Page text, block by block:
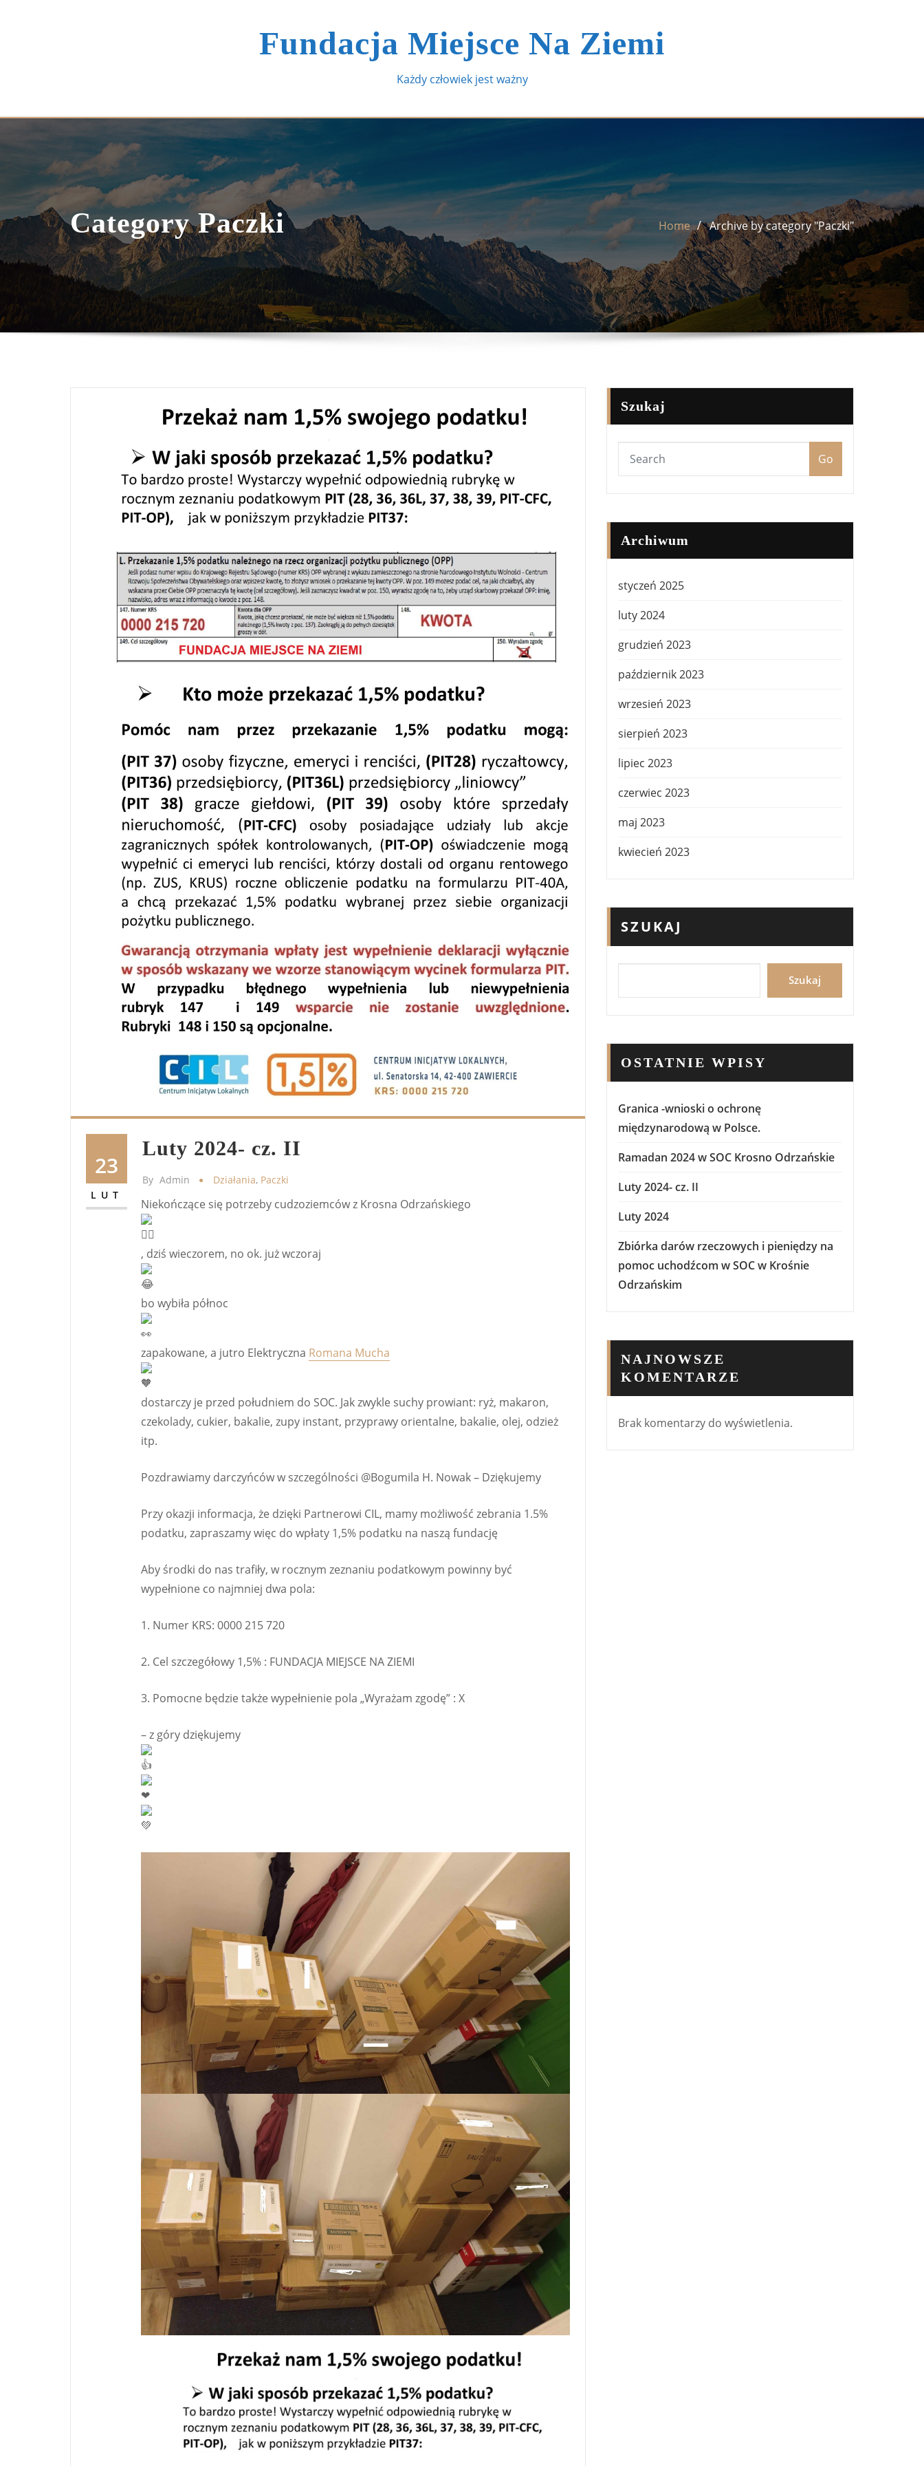
Fundacja Miejsce Na Ziemi
Każdy człowiek jest ważny
Category Paczki Home Archive by category "Paczki"
23
LUT
Luty 2024- cz. II
By Admin Działania, Paczki
Niekończące się potrzeby cudzoziemców z Krosna Odrzańskiego
, dziś wieczorem, no ok. już wczoraj
bo wybiła północ
zapakowane, a jutro Elektryczna Romana Mucha
dostarczy je przed południem do SOC. Jak zwykle suchy prowiant: ryż, makaron,
czekolady, cukier, bakalie, zupy instant, przyprawy orientalne, bakalie, olej, odzież
itp.
Pozdrawiamy darczyńców w szczególności @Bogumila H. Nowak – Dziękujemy
Przy okazji informacja, że dzięki Partnerowi CIL, mamy możliwość zebrania 1.5%
podatku, zapraszamy więc do wpłaty 1,5% podatku na naszą fundację
Aby środki do nas trafiły, w rocznym zeznaniu podatkowym powinny być
wypełnione co najmniej dwa pola:
1. Numer KRS: 0000 215 720
2. Cel szczegółowy 1,5% : FUNDACJA MIEJSCE NA ZIEMI
3. Pomocne będzie także wypełnienie pola „Wyrażam zgodę” : X
– z góry dziękujemy
Szukaj
Go
Archiwum
styczeń 2025
luty 2024
grudzień 2023
październik 2023
wrzesień 2023
sierpień 2023
lipiec 2023
czerwiec 2023
maj 2023
kwiecień 2023
SZUKAJ
Szukaj
OSTATNIE WPISY
Granica -wnioski o ochronę
międzynarodową w Polsce.
Ramadan 2024 w SOC Krosno Odrzańskie
Luty 2024- cz. II
Luty 2024
Zbiórka darów rzeczowych i pieniędzy na
pomoc uchodźcom w SOC w Krośnie
Odrzańskim
NAJNOWSZE
KOMENTARZE
Brak komentarzy do wyświetlenia.